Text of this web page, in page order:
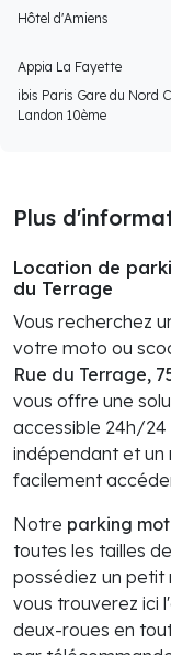
Hôtel d'Amiens
Appia La Fayette
ibis Paris Gare du Nord
Landon 10ème
Plus
Location de
du Terrage
Vous recherchez
votre moto ou
Rue du Terrage,
vous offre une
accessible 24h/24
indépendant et
facilement
Notre parking
toutes les tailles
possédiez un petit
vous trouverez ici
deux-roues en